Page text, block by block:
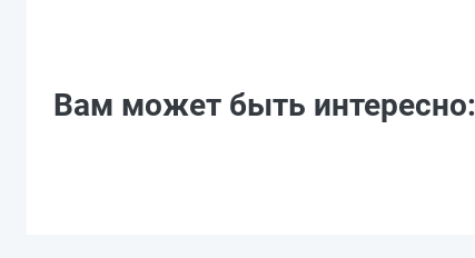
Вам может быть интересно: